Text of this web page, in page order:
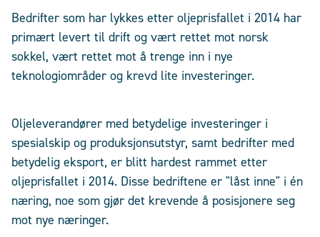
Bedrifter som har lykkes etter oljeprisfallet i 2014 har
primært levert til drift og vært rettet mot norsk
sokkel, vært rettet mot å trenge inn i nye
teknologiområder og krevd lite investeringer.
Oljeleverandører med betydelige investeringer i
spesialskip og produksjonsutstyr, samt bedrifter med
betydelig eksport, er blitt hardest rammet etter
oljeprisfallet i 2014. Disse bedriftene er "låst inne" i én
næring, noe som gjør det krevende å posisjonere seg
mot nye næringer.